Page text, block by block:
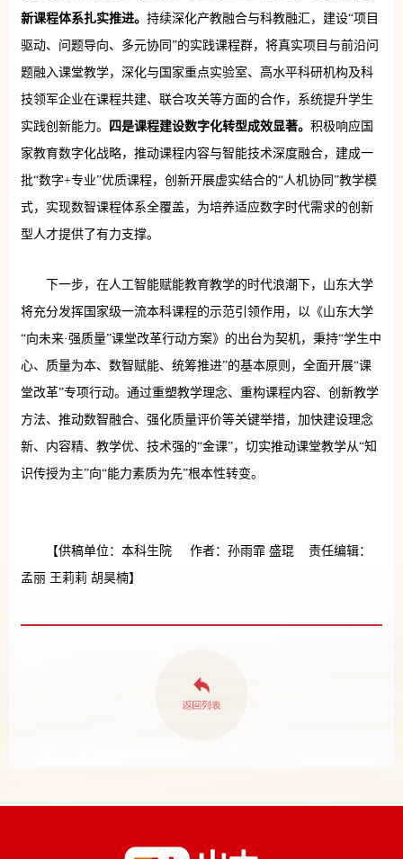
新课程体系扎实推进。 持续深化产教融合与科教融汇，建设“项目
驱动、问题导向、多元协同”的实践课程群，将真实项目与前沿问
题融入课堂教学，深化与国家重点实验室、高水平科研机构及科
技领军企业在课程共建、联合攻关等方面的合作，系统提升学生
实践创新能力。
四是课程建设数字化转型成效显著。 积极响应国
家教育数字化战略，推动课程内容与智能技术深度融合，建成一
批“数字+专业”优质课程，创新开展虚实结合的“人机协同”教学模
式，实现数智课程体系全覆盖，为培养适应数字时代需求的创新
型人才提供了有力支撑。
下一步，在人工智能赋能教育教学的时代浪潮下，山东大学
将充分发挥国家级一流本科课程的示范引领作用，以《山东大学
“向未来·强质量”课堂改革行动方案》的出台为契机，秉持“学生中
心、质量为本、数智赋能、统筹推进”的基本原则，全面开展“课
堂改革”专项行动。通过重塑教学理念、重构课程内容、创新教学
方法、推动数智融合、强化质量评价等关键举措，加快建设理念
新、内容精、教学优、技术强的“金课”，切实推动课堂教学从“知
识传授为主”向“能力素质为先”根本性转变。
【供稿单位：本科生院 作者：孙雨霏 盛琨 责任编辑：
孟丽 王莉莉 胡昊楠】